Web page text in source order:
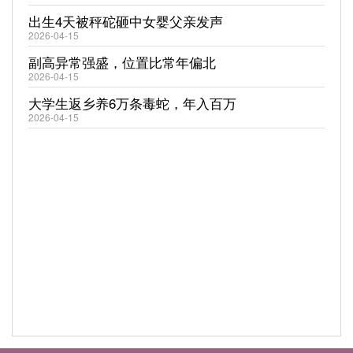
出生4天被秤砣砸中女婴父亲发声
2026-04-15
副高异常强盛，位置比常年偏北
2026-04-15
大学生返乡养6万条毒蛇，年入百万
2026-04-15